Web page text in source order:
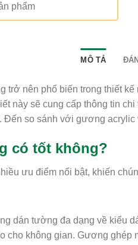
phẩm
MÔ TẢ
trở nên phổ biến trong thiết
này sẽ cung cấp thông tin
Đến so sánh với gương
có tốt không?
ưu điểm nổi bật, khiến
dán tường đa dạng về kiểu
cho không gian. Gương